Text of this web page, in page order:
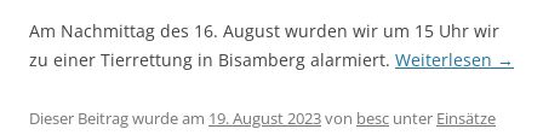
Am Nachmittag des 16. August wurden wir um 15 Uhr wir
zu einer Tierrettung in Bisamberg alarmiert. Weiterlesen →
Dieser Beitrag wurde am 19. August 2023von besc unter Einsätze